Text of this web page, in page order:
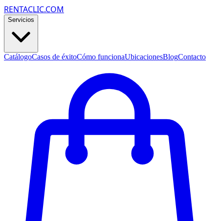
RENTACLIC.COM
Servicios
CatálogoCasos de éxitoCómo funcionaUbicacionesBlogContacto